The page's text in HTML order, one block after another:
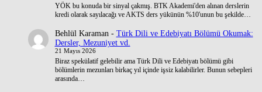
YÖK bu konuda bir sinyal çakmış. BTK Akademi'den alınan derslerin
kredi olarak sayılacağı ve AKTS ders yükünün %10'unun bu şekilde…
Behlül Karaman- Türk Dili ve Edebiyatı Bölümü Okumak:
Dersler, Mezuniyet vd.
21 Mayıs 2026
Biraz spekülatif gelebilir ama Türk Dili ve Edebiyatı bölümü gibi
bölümlerin mezunları birkaç yıl içinde işsiz kalabilirler. Bunun sebepleri
arasında…